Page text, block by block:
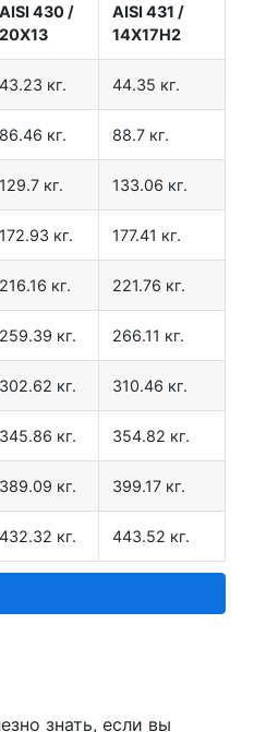
AISI 430 /
20Х13
AISI 431 /
14Х17Н2
43.23 кг. 44.35 кг.
86.46 кг. 88.7 кг.
129.7 кг. 133.06 кг.
172.93 кг. 177.41 кг.
216.16 кг. 221.76 кг.
259.39 кг. 266.11 кг.
302.62 кг. 310.46 кг.
345.86 кг. 354.82 кг.
389.09 кг. 399.17 кг.
432.32 кг. 443.52 кг.
знать, если вы